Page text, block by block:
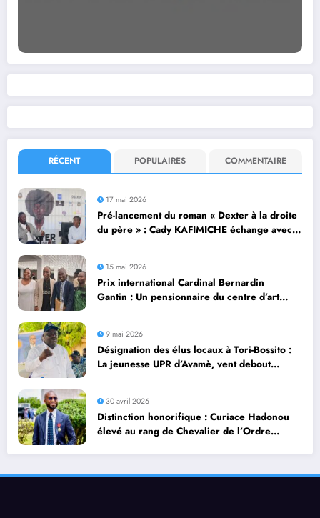
RÉCENT POPULAIRES COMMENTAIRE
17 mai 2026
Pré-lancement du roman « Dexter à la droite
du père » : Cady KAFIMICHE échange avec
15 mai 2026
Prix international Cardinal Bernardin
Gantin : Un pensionnaire du centre d’art
9 mai 2026
Désignation des élus locaux à Tori-Bossito :
La jeunesse UPR d’Avamè, vent debout
30 avril 2026
Distinction honorifique : Curiace Hadonou
élevé au rang de Chevalier de l’Ordre